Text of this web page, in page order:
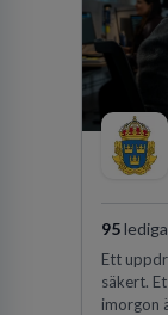
95
Ett
säkert.
imorgon